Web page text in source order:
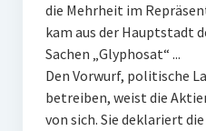
die Mehrheit im
kam aus der Hauptstadt
Sachen „Glyphosat“ ...
Den Vorwurf, politische
betreiben, weist die
von sich. Sie deklariert